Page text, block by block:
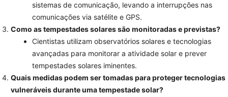
sistemas de comunicação, levando a interrupções nas
comunicações via satélite e GPS.
Como as tempestades solares são monitoradas e previstas?
Cientistas utilizam observatórios solares e tecnologias
avançadas para monitorar a atividade solar e prever
tempestades solares iminentes.
Quais medidas podem ser tomadas para proteger tecnologias
vulneráveis durante uma tempestade solar?